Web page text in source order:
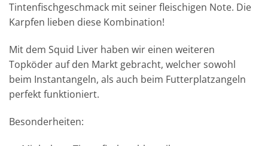
Tintenfischgeschmack mit seiner fleischigen Note. Die
Karpfen lieben diese Kombination!
Mit dem Squid Liver haben wir einen weiteren
Topköder auf den Markt gebracht, welcher sowohl
beim Instantangeln, als auch beim Futterplatzangeln
perfekt funktioniert.
Besonderheiten: